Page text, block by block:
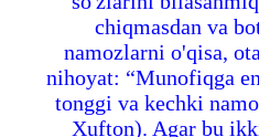
chiqmasdan va
namozlarni o'qisa,
nihoyat: “Munofiqga
tonggi va kechki
Xufton). Agar bu